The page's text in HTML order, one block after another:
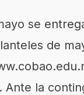
se
de
Ante la